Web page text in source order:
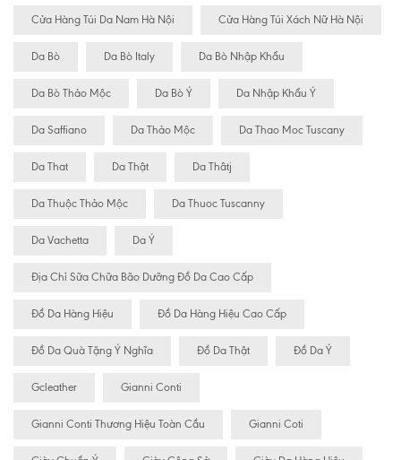
Cửa Hàng Túi Da Nam Hà Nội Cửa Hàng Túi Xách Nữ Hà Nội
Da Bò Da Bò Italy Da Bò Nhập Khẩu
Da Bò Thảo Mộc Da Bò Ý Da Nhập Khẩu Ý
Da Saffiano Da Thảo Mộc Da Thao Moc Tuscany
Da That Da Thật Da Thâtj
Da Thuộc Thảo Mộc Da Thuoc Tuscanny
Da Vachetta Da Ý
Địa Chỉ Sữa Chữa Bão Dưỡng Đồ Da Cao Cấp
Đồ Da Hàng Hiệu Đồ Da Hàng Hiệu Cao Cấp
Đồ Da Quà Tặng Ý Nghĩa Đồ Da Thật Đồ Da Ý
Gcleather Gianni Conti
Gianni Conti Thương Hiệu Toàn Cầu Gianni Coti